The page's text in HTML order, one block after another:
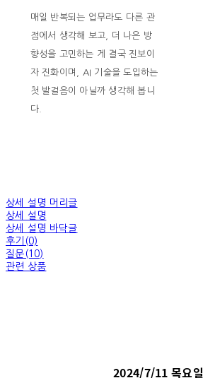
매일 반복되는 업무라도 다른 관
점에서 생각해 보고, 더 나은 방
향성을 고민하는 게 결국 진보이
자 진화이며, AI 기술을 도입하는
첫 발걸음이 아닐까 생각해 봅니
다.
상세 설명 머리글
상세 설명
상세 설명 바닥글
후기(0)
질문(10)
관련 상품
2024/7/11 목요일